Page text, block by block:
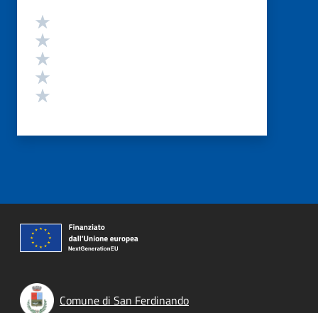
Valutazione
Comune di San Ferdinando